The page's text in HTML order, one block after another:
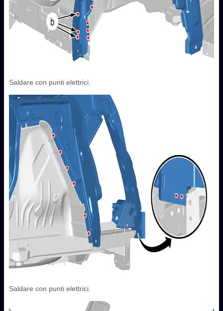
Saldare con punti elettrici.
Saldare con punti elettrici.